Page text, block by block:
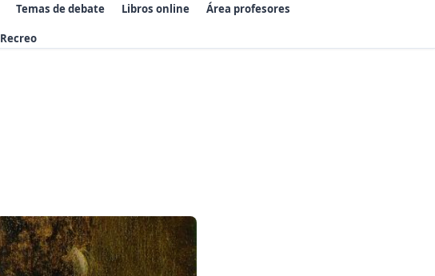
Temas de debate Libros online Área profesores
Recreo